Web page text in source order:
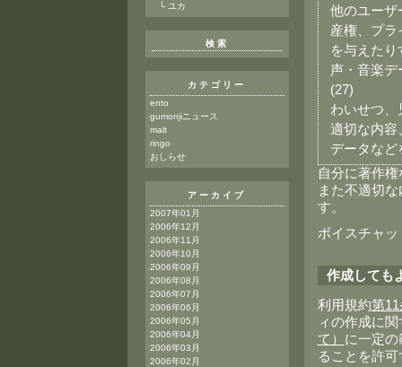
他のユーザ
産権、プラ
を与えた
声・音楽デ
(27)
わいせつ、
適切な内容
データなど
自分に著作
また不適切
す。
ボイスチャ
作成しても
利用規約第
ィの作成に
て） に一定
ることを許
└ ユカ
検索
カテゴリー
ento
gumonjiニュース
malt
ringo
おしらせ
アーカイブ
2007年01月
2006年12月
2006年11月
2006年10月
2006年09月
2006年08月
2006年07月
2006年06月
2006年05月
2006年04月
2006年03月
2006年02月